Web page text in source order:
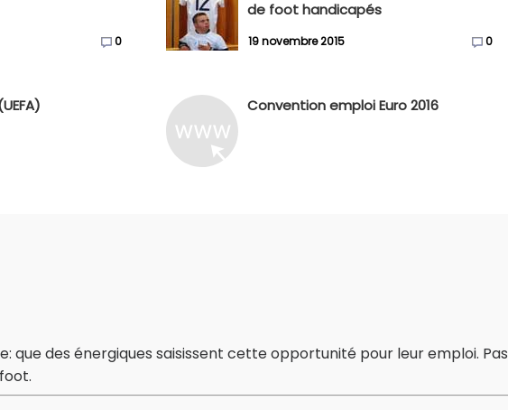
0
de foot handicapés
19 novembre 2015 0
Convention emploi Euro 2016
que des énergiques saisissent cette opportunité pour leur emploi. Pas